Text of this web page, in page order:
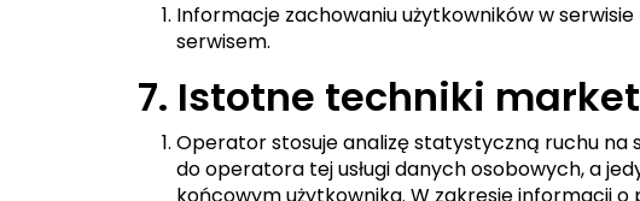
Informacje zachowaniu użytkowników w
serwisem.
7. Istotne techniki
Operator stosuje analizę statystyczną ruchu na
do operatora tej usługi danych osobowych, a